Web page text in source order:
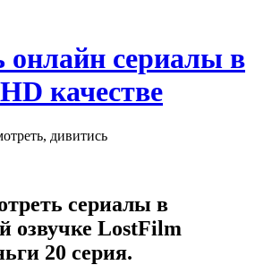
онлайн сериалы в
качестве
дивитись
сериалы в
озвучке LostFilm
20 серия.